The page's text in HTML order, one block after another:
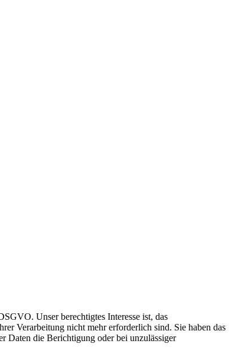
Unser berechtigtes Interesse ist, das
Verarbeitung nicht mehr erforderlich sind. Sie haben das
Daten die Berichtigung oder bei unzulässiger